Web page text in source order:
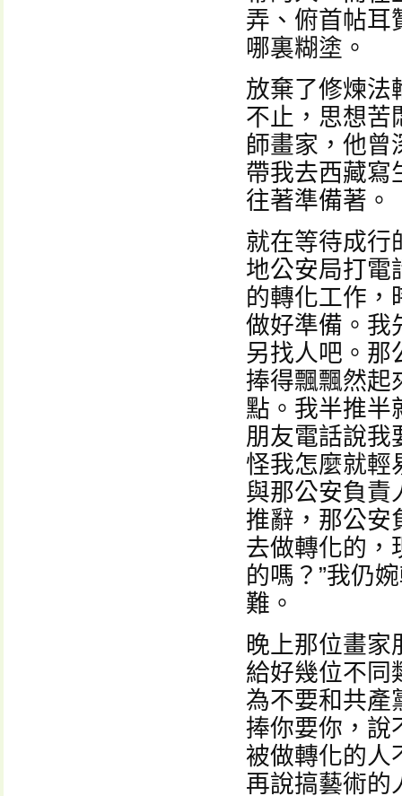
弄、俯首帖耳
哪裏糊塗。
放棄了修煉法
不止，思想苦
師畫家，他曾
帶我去西藏寫
往著準備著。
就在等待成行
地公安局打電
的轉化工作，
做好準備。我
另找人吧。那
捧得飄飄然起
點。我半推半
朋友電話說我
怪我怎麼就輕
與那公安負責
推辭，那公安
去做轉化的，
的嗎？”我仍
難。
晚上那位畫家
給好幾位不同
為不要和共產
捧你要你，說
被做轉化的人
再說搞藝術的